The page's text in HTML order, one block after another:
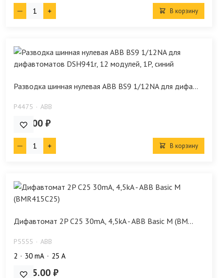
В корзину
Разводка шинная нулевая ABB BS9 1/12NA для дифа...
P4475 ABB
658.00 ₽
В корзину
Дифавтомат 2P C25 30mA, 4,5kA - ABB Basic M (BM...
P5555 ABB
2 30 mA 25 А
2 635.00 ₽